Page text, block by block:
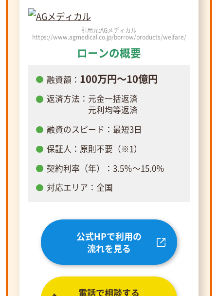
引用元:AGメディカル
https://www.agmedical.co.jp/borrow/products/welfare/
ローンの概要
融資額： 100万円～10億円
返済方法：元金一括返済
元利均等返済
融資のスピード：最短3日
保証人：原則不要（※1）
契約利率（年）：3.5％～15.0％
対応エリア：全国
公式HPで利用の
流れを見る
電話で相談する